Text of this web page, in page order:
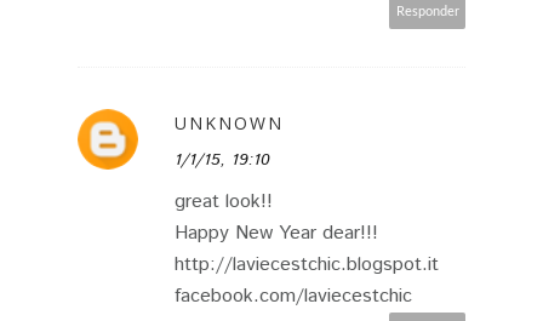
Responder
UNKNOWN
1/1/15, 19:10
great look!!
Happy New Year dear!!!
http://laviecestchic.blogspot.it
facebook.com/laviecestchic